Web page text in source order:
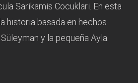
Sarikamis Cocuklari. En esta
historia basada en hechos
y la pequeña Ayla.